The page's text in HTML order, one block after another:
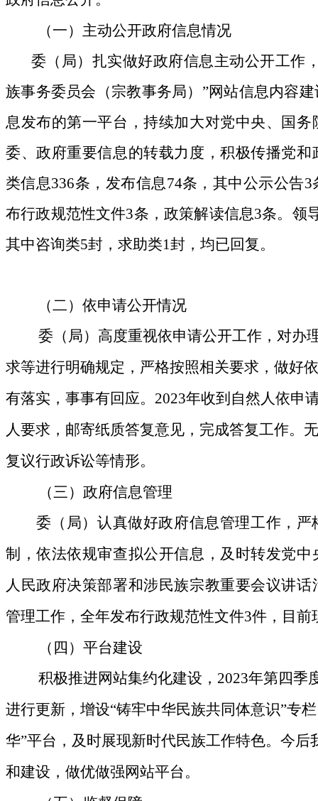
（一）主动公开政府信息情况
委（局） 扎实做好政府信息主动公开工作
族事务委员会（宗教事务局）”网站信息内容
息发布的第一平台，持续加大对党中央、国
委、政府重要信息的转载力度，积极传播党和
类信息336条 ， 发布信息74条，其中公示公告3
布行政规范性文件3条，政策解读信息3条。 领
其中咨询类5封，求助类1封， 均已回复。
（二）依申请公开情况
委（局）高度重视依申请公开工作， 对办
求等进行明确规定，严格按照相关要求，做好
有落实，事事有回应。 2023年收到自然人依申
人要求，邮寄纸质答复意见，完成答复工作。
复议行政诉讼等情形。
（三）政府信息管理
委（局）认真做好政府信息管理工作， 严
制，依法依规审查拟公开信息， 及时转发党中
人民政府决策部署和涉民族宗教重要会议讲话
管理工作， 全年发布行政规范性文件3件， 目前
（四）平台建设
积极推进网站集约化建设， 2023年第四季
进行更新， 增设“铸牢中华民族共同体意识”专
华”平台，及时展现新时代民族工作特色。今后
和建设 ，做优做强网站平台。